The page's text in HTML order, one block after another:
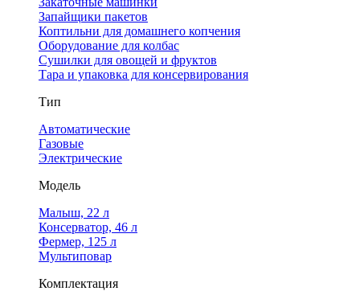
Запайщики пакетов
Коптильни для домашнего копчения
Оборудование для колбас
Сушилки для овощей и фруктов
Тара и упаковка для консервирования
Тип
Автоматические
Газовые
Электрические
Модель
Малыш, 22 л
Консерватор, 46 л
Фермер, 125 л
Мультиповар
Комплектация